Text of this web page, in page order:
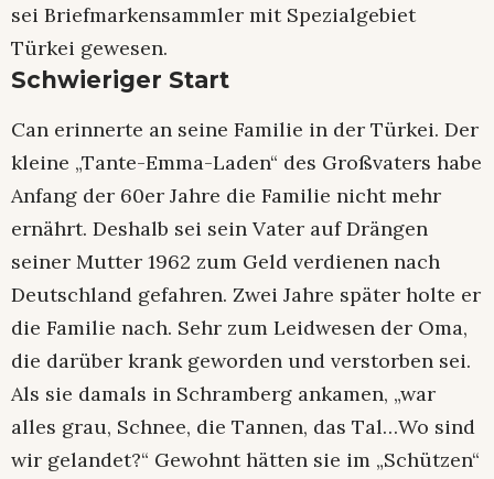
sei Briefmarkensammler mit Spezialgebiet
Türkei gewesen.
Schwieriger Start
Can erinnerte an seine Familie in der Türkei. Der
kleine „Tante-Emma-Laden“ des Großvaters habe
Anfang der 60er Jahre die Familie nicht mehr
ernährt. Deshalb sei sein Vater auf Drängen
seiner Mutter 1962 zum Geld verdienen nach
Deutschland gefahren. Zwei Jahre später holte er
die Familie nach. Sehr zum Leidwesen der Oma,
die darüber krank geworden und verstorben sei.
Als sie damals in Schramberg ankamen, „war
alles grau, Schnee, die Tannen, das Tal…Wo sind
wir gelandet?“ Gewohnt hätten sie im „Schützen“